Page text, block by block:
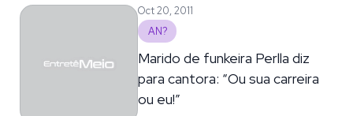
Oct 20, 2011
AN?
Marido de funkeira Perlla diz
para cantora: “Ou sua carreira
ou eu!”